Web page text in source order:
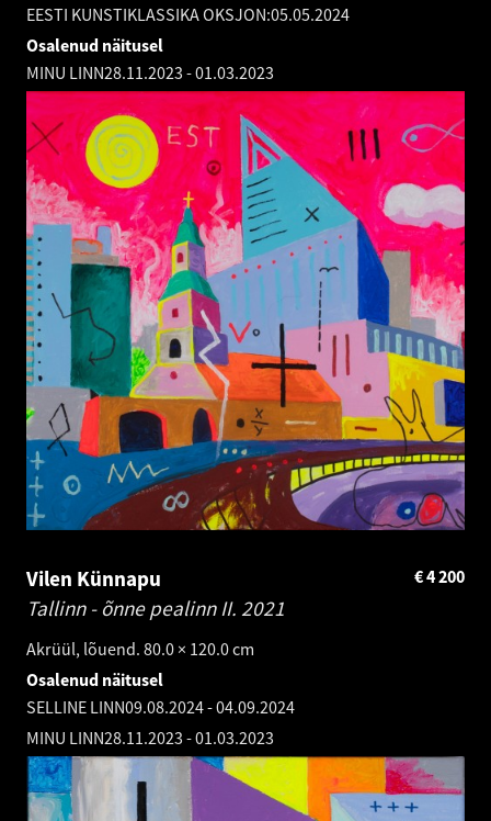
EESTI KUNSTIKLASSIKA OKSJON:05.05.2024
Osalenud näitusel
MINU LINN28.11.2023 -01.03.2023
Vilen Künnapu
Tallinn - õnne pealinn II. 2021
Akrüül, lõuend. 80.0 × 120.0 cm
4 200
€
Osalenud näitusel
SELLINE LINN09.08.2024-04.09.2024
MINU LINN28.11.2023 -01.03.2023